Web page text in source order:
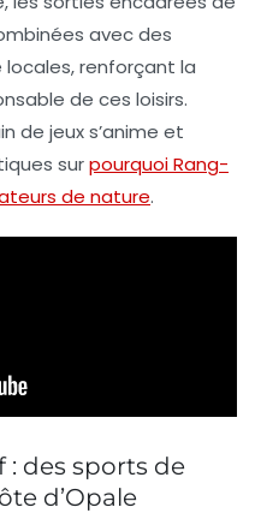
avec des
renforçant la
de ces loisirs.
de jeux s’anime et
surpourquoi Rang-
de nature.
: des sports de
d’Opale